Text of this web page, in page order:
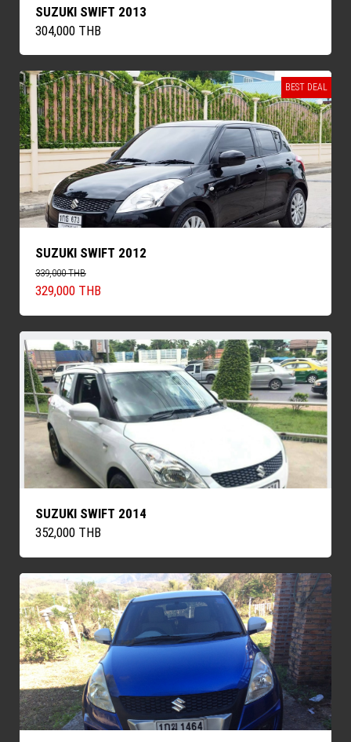
SUZUKI SWIFT 2013
304,000 THB
BEST DEAL
SUZUKI SWIFT 2012
339,000 THB
329,000 THB
SUZUKI SWIFT 2014
352,000 THB